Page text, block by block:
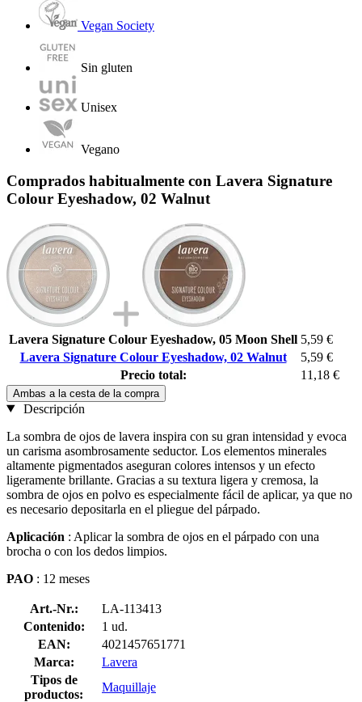
Vegan Society
Sin gluten
Unisex
Vegano
Comprados habitualmente con Lavera Signature
Colour Eyeshadow, 02 Walnut
Lavera Signature Colour Eyeshadow, 05 Moon Shell 5,59 €
Lavera Signature Colour Eyeshadow, 02 Walnut
5,59 €
Precio total:
11,18 €
Ambas a la cesta de la compra
Descripción
La sombra de ojos de lavera inspira con su gran intensidad y evoca
un carisma asombrosamente seductor. Los elementos minerales
altamente pigmentados aseguran colores intensos y un efecto
ligeramente brillante. Gracias a su textura ligera y cremosa, la
sombra de ojos en polvo es especialmente fácil de aplicar, ya que no
es necesario depositarla en el pliegue del párpado.
Aplicación : Aplicar la sombra de ojos en el párpado con una
brocha o con los dedos limpios.
PAO : 12 meses
Art.-Nr.:
LA-113413
Contenido:
1 ud.
EAN:
4021457651771
Marca:
Lavera
Tipos de
productos:
Maquillaje